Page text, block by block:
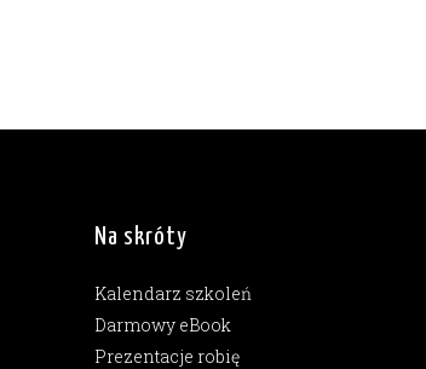
Na skróty
Kalendarz szkoleń
Darmowy eBook
Prezentacje robię